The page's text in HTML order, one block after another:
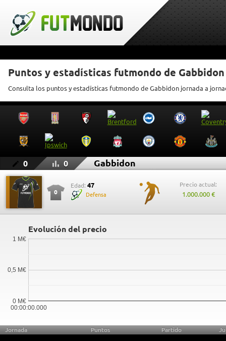
Puntos y estadísticas futmondo de Gabbidon
Consulta los puntos y estadísticas futmondo de Gabbidon jornada a
0 0 Gabbidon
0
Edad: 47
Defensa
Precio actual:
1.000.000 €
Evolución del precio
00:00:00.000
0 M€
0,5 M€
1 M€
Jornada Puntos Partido